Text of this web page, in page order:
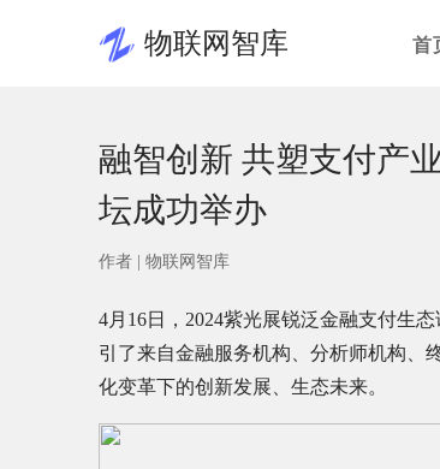
物联网智库 首
融智创新 共塑支付产
坛成功举办
作者 | 物联网智库
4月16日，2024紫光展锐泛金融支付生
引了来自金融服务机构、分析师机构、
化变革下的创新发展、生态未来。